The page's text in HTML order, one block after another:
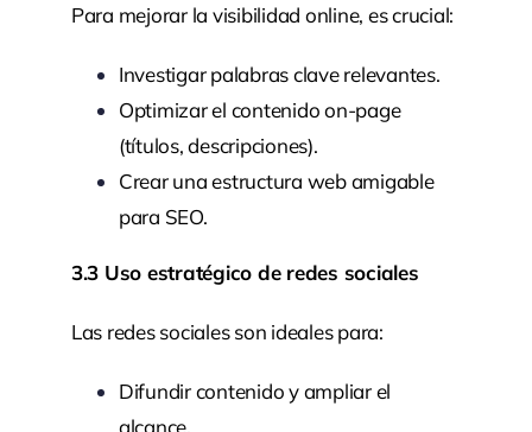
Para mejorar la visibilidad online, es crucial:
Investigar palabras clave relevantes.
Optimizar el contenido on-page
(títulos, descripciones).
Crear una estructura web amigable
para SEO.
3.3 Uso estratégico de redes sociales
Las redes sociales son ideales para:
Difundir contenido y ampliar el
alcance.